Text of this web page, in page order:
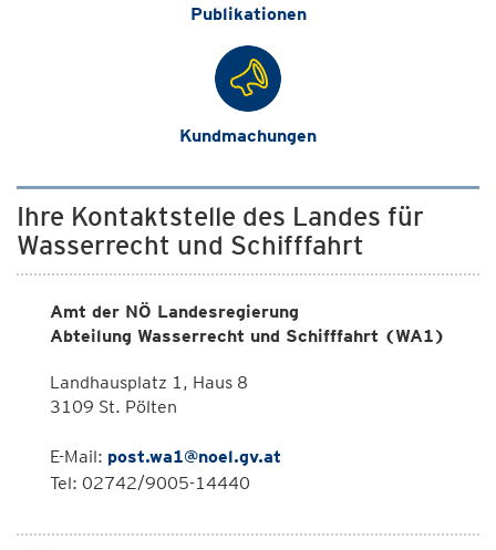
Publikationen
Kundmachungen
Ihre Kontaktstelle des Landes für
Wasserrecht und Schifffahrt
Amt der NÖ Landesregierung
Abteilung Wasserrecht und Schifffahrt (WA1)
Landhausplatz 1, Haus 8
3109 St. Pölten
E-Mail: post.wa1@noel.gv.at
Tel: 02742/9005-14440